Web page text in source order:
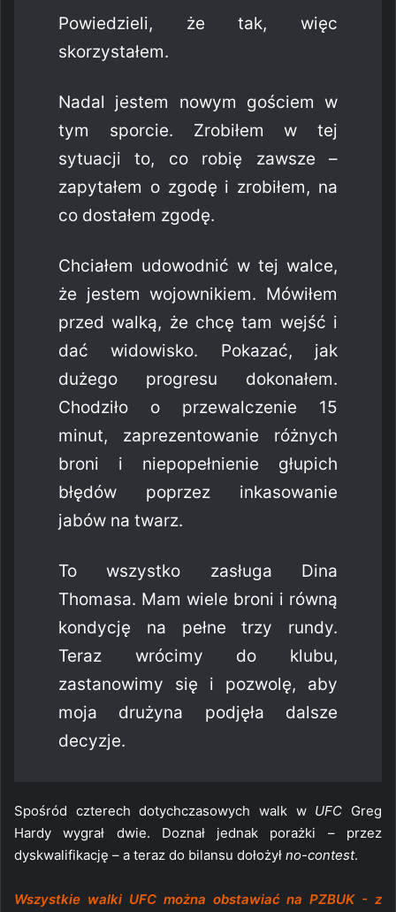
Powiedzieli, że tak, więc
skorzystałem.
Nadal jestem nowym gościem w
tym sporcie. Zrobiłem w tej
sytuacji to, co robię zawsze –
zapytałem o zgodę i zrobiłem, na
co dostałem zgodę.
Chciałem udowodnić w tej walce,
że jestem wojownikiem. Mówiłem
przed walką, że chcę tam wejść i
dać widowisko. Pokazać, jak
dużego progresu dokonałem.
Chodziło o przewalczenie 15
minut, zaprezentowanie różnych
broni i niepopełnienie głupich
błędów poprzez inkasowanie
jabów na twarz.
To wszystko zasługa Dina
Thomasa. Mam wiele broni i równą
kondycję na pełne trzy rundy.
Teraz wrócimy do klubu,
zastanowimy się i pozwolę, aby
moja drużyna podjęła dalsze
decyzje.
Spośród czterech dotychczasowych walk w UFC Greg
Hardy wygrał dwie. Doznał jednak porażki – przez
dyskwalifikację – a teraz do bilansu dołożył no-contest.
Wszystkie walki UFC można obstawiać na PZBUK - z